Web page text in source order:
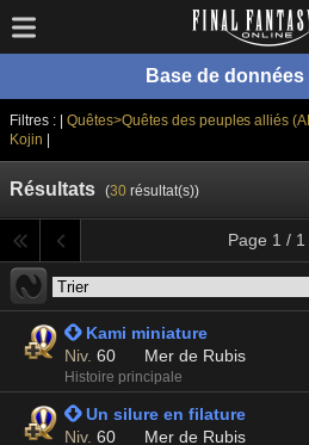
Base de
Filtres : | Quêtes>Quêtes des peuples alliés
Kojin
Résultats (30résultat(s))
Page 1 / 1
 Kami miniature
Niv. 60 Mer de Rubis
Histoire principale
 Un silure en filature
Niv. 60 Mer de Rubis